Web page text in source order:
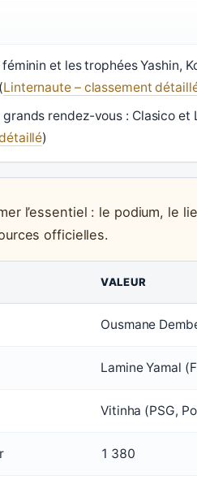
féminin et les trophées Yashin,
Linternaute – classement
rendez-vous : Clasico et
)
l’essentiel : le podium, le
officielles.
VALEUR
Ousmane
Lamine Yamal
Vitinha (PSG,
1 380